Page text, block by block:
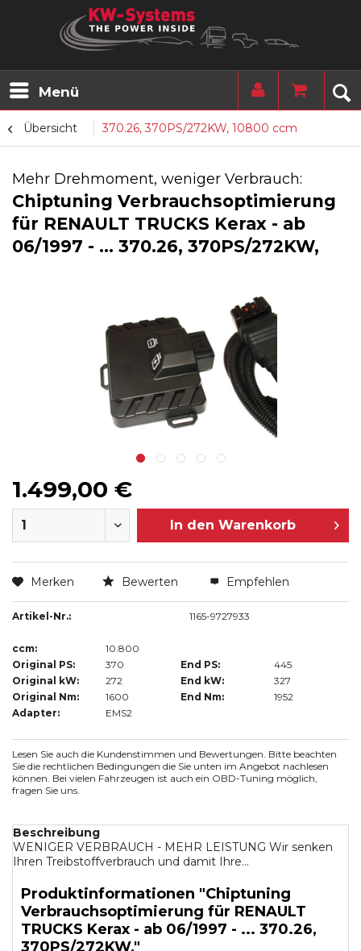
Menü
Übersicht 370.26, 370PS/272KW, 10800 ccm
Mehr Drehmoment, weniger Verbrauch:
Chiptuning Verbrauchsoptimierung
für RENAULT TRUCKS Kerax - ab
06/1997 - ... 370.26, 370PS/272KW,
1.499,00 €
In den Warenkorb
Merken Bewerten Empfehlen
Artikel-Nr.: 1165-9727933
ccm:
10.800
Original PS:
370 End PS:
445
Original kW:
272 End kW:
327
Original Nm:
1600 End Nm:
1952
Adapter:
EMS2
Lesen Sie auch die Kundenstimmen und Bewertungen. Bitte beachten
Sie die rechtlichen Bedingungen die Sie unten im Angebot nachlesen
können. Bei vielen Fahrzeugen ist auch ein OBD-Tuning möglich,
fragen Sie uns.
Beschreibung
WENIGER VERBRAUCH - MEHR LEISTUNG Wir senken
Ihren Treibstoffverbrauch und damit Ihre...
Produktinformationen "Chiptuning
Verbrauchsoptimierung für RENAULT
TRUCKS Kerax - ab 06/1997 - ... 370.26,
370PS/272KW,"